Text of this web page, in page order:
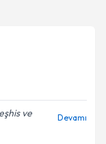
için bir
Aydınlatma
belirtilen
ve
Devamı